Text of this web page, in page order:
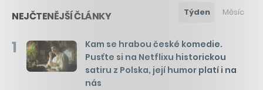
NEJČTENĚJŠÍ ČLÁNKY Týden Měsíc
1
Kam se hrabou české komedie.
Pusťte si na Netflixu historickou
satiru z Polska, její humor platí i na
nás